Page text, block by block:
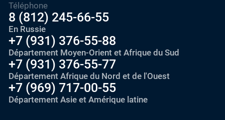
Téléphone
8 (812) 245-66-55
En Russie
+7 (931) 376-55-88
Département Moyen-Orient et Afrique du Sud
+7 (931) 376-55-77
Département Afrique du Nord et de l'Ouest
+7 (969) 717-00-55
Département Asie et Amérique latine